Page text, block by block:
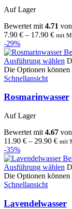
Auf Lager
Bewertet mit 4.71
7.90 € – 17.90 € mit
-29%
Ausführung wählen
Die Optionen können
Schnellansicht
Rosmarinwasser
Auf Lager
Bewertet mit 4.67
11.90 € – 29.90 € mit
-35%
Ausführung wählen
Die Optionen können
Schnellansicht
Lavendelwasser